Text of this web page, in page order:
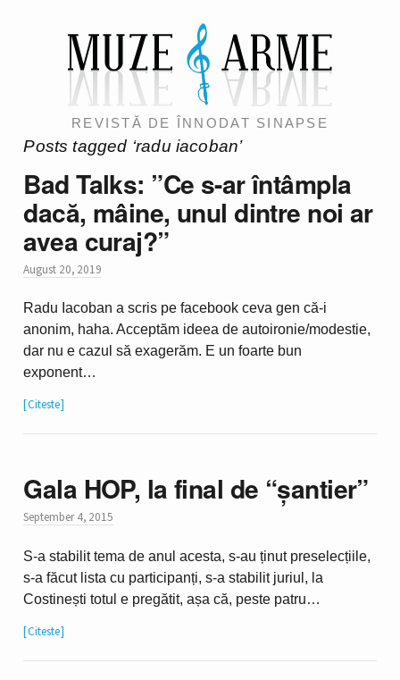
REVISTĂ DE ÎNNODAT SINAPSE
Posts tagged ‘radu iacoban’
Bad Talks: ”Ce s-ar întâmpla
dacă, mâine, unul dintre noi ar
avea curaj?”
August 20, 2019
Radu Iacoban a scris pe facebook ceva gen că-i
anonim, haha. Acceptăm ideea de autoironie/modestie,
dar nu e cazul să exagerăm. E un foarte bun
exponent…
Citeste
Gala HOP, la final de “șantier”
September 4, 2015
S-a stabilit tema de anul acesta, s-au ținut preselecțiile,
s-a făcut lista cu participanți, s-a stabilit juriul, la
Costinești totul e pregătit, așa că, peste patru…
Citeste